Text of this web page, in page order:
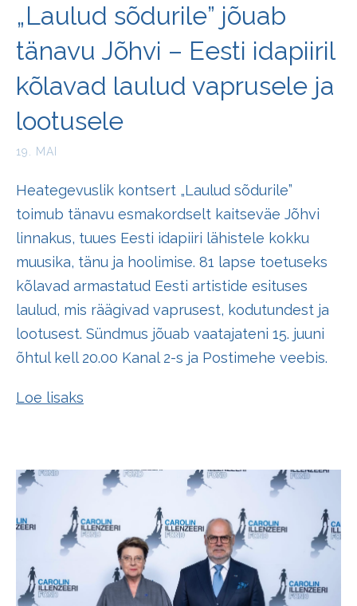
„Laulud sõdurile” jõuab
tänavu Jõhvi – Eesti idapiiril
kõlavad laulud vaprusele ja
lootusele
19. MAI
Heategevuslik kontsert „Laulud sõdurile”
toimub tänavu esmakordselt kaitseväe Jõhvi
linnakus, tuues Eesti idapiiri lähistele kokku
muusika, tänu ja hoolimise. 81 lapse toetuseks
kõlavad armastatud Eesti artistide esituses
laulud, mis räägivad vaprusest, kodutundest ja
lootusest. Sündmus jõuab vaatajateni 15. juuni
õhtul kell 20.00 Kanal 2-s ja Postimehe veebis.
Loe lisaks